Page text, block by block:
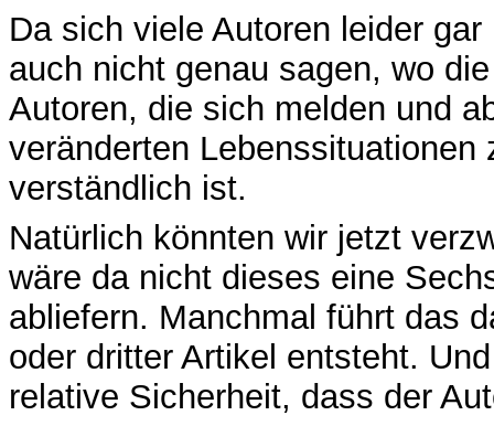
Da sich viele Autoren leider
auch nicht genau sagen, wo
Autoren, die sich melden und
veränderten
verständlich ist.
Natürlich könnten wir jetzt
wäre da nicht dieses eine
abliefern. Manchmal führt das
oder dritter Artikel entsteht.
relative Sicherheit, dass der